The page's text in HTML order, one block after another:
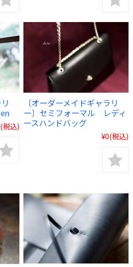
(税込)
〔オーダーメイドギャラリ
ー〕セミフォーマル レディ
ースハンドバッグ
¥0(税込)